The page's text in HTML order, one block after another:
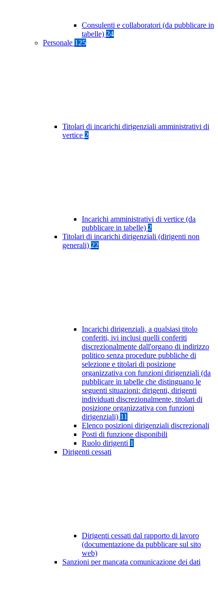
Consulenti e collaboratori (da pubblicare in
tabelle) 24
Personale 125
Titolari di incarichi dirigenziali amministrativi di
vertice 2
Incarichi amministrativi di vertice (da
pubblicare in tabelle) 2
Titolari di incarichi dirigenziali (dirigenti non
generali) 22
Incarichi dirigenziali, a qualsiasi titolo
conferiti, ivi inclusi quelli conferiti
discrezionalmente dall'organo di indirizzo
politico senza procedure pubbliche di
selezione e titolari di posizione
organizzativa con funzioni dirigenziali (da
pubblicare in tabelle che distinguano le
seguenti situazioni: dirigenti, dirigenti
individuati discrezionalmente, titolari di
posizione organizzativa con funzioni
dirigenziali) 11
Elenco posizioni dirigenziali discrezionali
Posti di funzione disponibili
Ruolo dirigenti 1
Dirigenti cessati
Dirigenti cessati dal rapporto di lavoro
(documentazione da pubblicare sul sito
web)
Sanzioni per mancata comunicazione dei dati